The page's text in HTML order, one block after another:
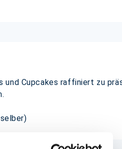
Cupcakes raffiniert zu